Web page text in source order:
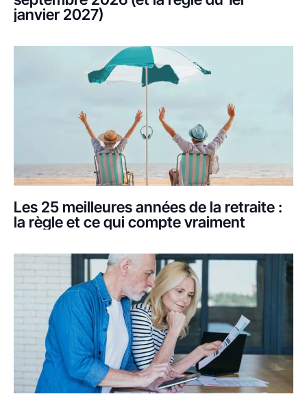
janvier 2027)
Les 25 meilleures années de la retraite :
la règle et ce qui compte vraiment